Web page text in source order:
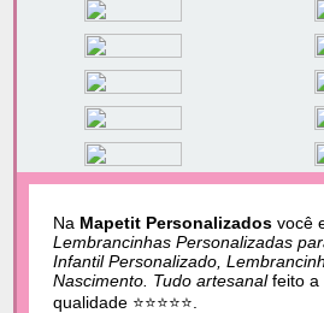
Na Mapetit Personalizadosvocê
Lembrancinhas Personalizadas
Infantil Personalizado,
Nascimento. Tudo artesanalfeito a
qualidade ⭐⭐⭐⭐⭐.